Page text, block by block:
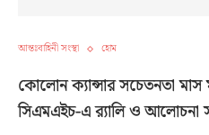
আন্তঃবাহিনী সংস্থা হোম
কোলোন ক্যান্সার সচেতনতা মাস
সিএমএইচ-এ র‌্যালি ও আলোচনা